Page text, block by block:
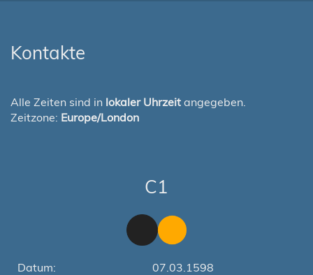
Kontakte
Alle Zeiten sind in lokaler Uhrzeit angegeben.
Zeitzone: Europe/London
C1
Datum:
07.03.1598